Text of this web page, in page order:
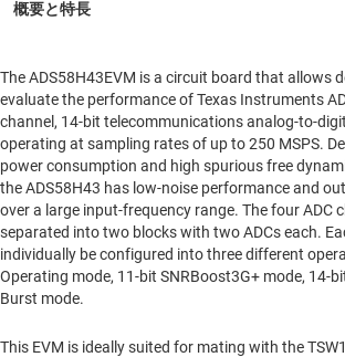
The ADS58H43EVM is a circuit board that allows
evaluate the performance of Texas Instruments
channel, 14-bit telecommunications analog-to-
operating at sampling rates of up to 250 MSPS.
power consumption and high spurious free
the ADS58H43 has low-noise performance and
over a large input-frequency range. The four ADC
separated into two blocks with two ADCs each.
individually be configured into three different
Operating mode, 11-bit SNRBoost3G+ mode, 14-
Burst mode.
This EVM is ideally suited for mating with the